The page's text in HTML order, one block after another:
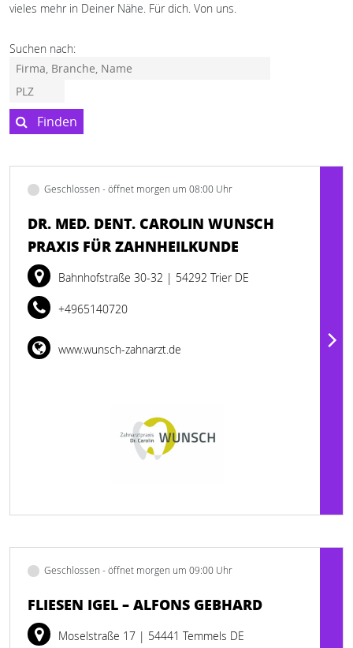
vieles mehr in Deiner Nähe. Für dich. Von uns.
Suchen nach:
Finden
Geschlossen - öffnet morgen um 08:00 Uhr
DR. MED. DENT. CAROLIN WUNSCH
PRAXIS FÜR ZAHNHEILKUNDE
Bahnhofstraße 30-32 | 54292 Trier DE
+4965140720
www.wunsch-zahnarzt.de
Geschlossen - öffnet morgen um 09:00 Uhr
FLIESEN IGEL – ALFONS GEBHARD
Moselstraße 17 | 54441 Temmels DE